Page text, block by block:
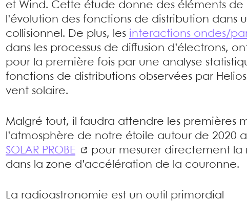
et Wind. Cette étude donne des éléments de
l’évolution des fonctions de distribution dans
collisionnel. De plus, les interactions ondes/
dans les processus de diffusion d’électrons,
pour la première fois par une analyse
fonctions de distributions observées par
vent solaire.
Malgré tout, il faudra attendre les premières
l’atmosphère de notre étoile autour de 2020
SOLAR PROBE
pour mesurer directement la
dans la zone d’accélération de la couronne.
La radioastronomie est un outil primordial